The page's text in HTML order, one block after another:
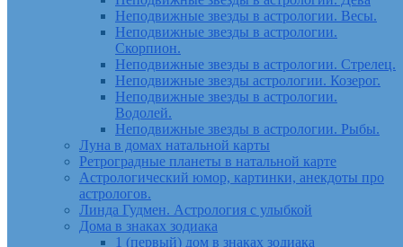
Неподвижные звезды в астрологии. Весы.
Неподвижные звезды в астрологии.
Скорпион.
Неподвижные звезды в астрологии. Стрелец.
Неподвижные звезды астрологии. Козерог.
Неподвижные звезды в астрологии.
Водолей.
Неподвижные звезды в астрологии. Рыбы.
Луна в домах натальной карты
Ретроградные планеты в натальной карте
Астрологический юмор, картинки, анекдоты про
астрологов.
Линда Гудмен. Астрология с улыбкой
Дома в знаках зодиака
1 (первый) дом в знаках зодиака